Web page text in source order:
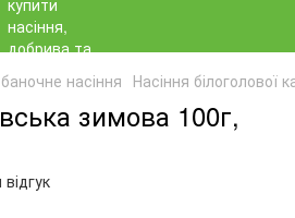
насіння Насіння білоголової
зимова 100г,